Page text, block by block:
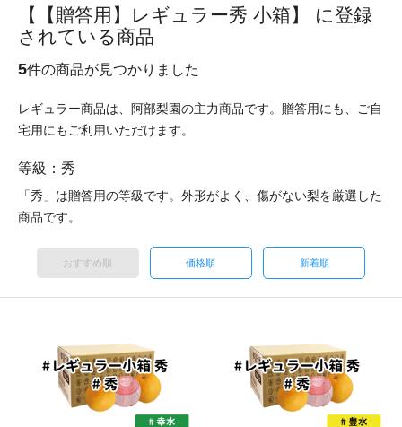
【【贈答用】レギュラー秀 小箱】 に登録
されている商品
5件の商品が見つかりました
レギュラー商品は、阿部梨園の主力商品です。贈答用にも、ご自
宅用にもご利用いただけます。
等級：秀
「秀」は贈答用の等級です。外形がよく、傷がない梨を厳選した
商品です。
おすすめ順 価格順 新着順